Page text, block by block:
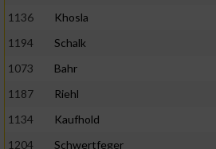
1136
Khosla
1194
Schalk
1073
Bahr
1187
Riehl
1134
Kaufhold
1204
Schwertfeger